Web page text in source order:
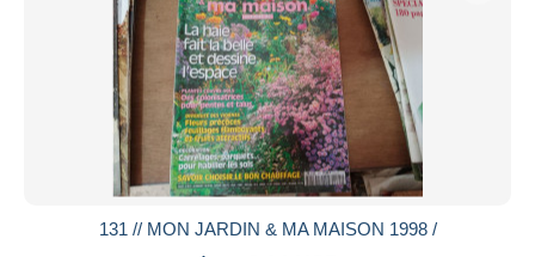
131 // MON JARDIN & MA MAISON 1998 /